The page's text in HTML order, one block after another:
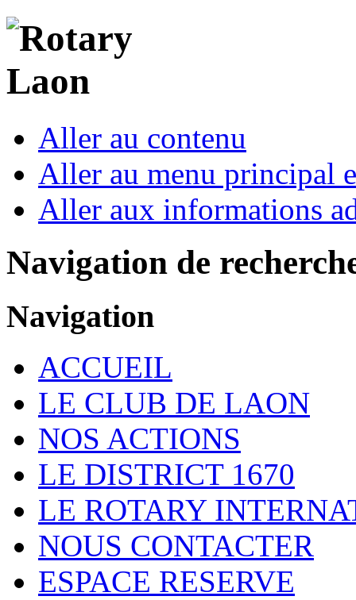
Aller au contenu
Aller au menu principal
Aller aux informations
Navigation de
Navigation
ACCUEIL
LE CLUB DE LAON
NOS ACTIONS
LE DISTRICT 1670
LE ROTARY
NOUS CONTACTER
ESPACE RESERVE